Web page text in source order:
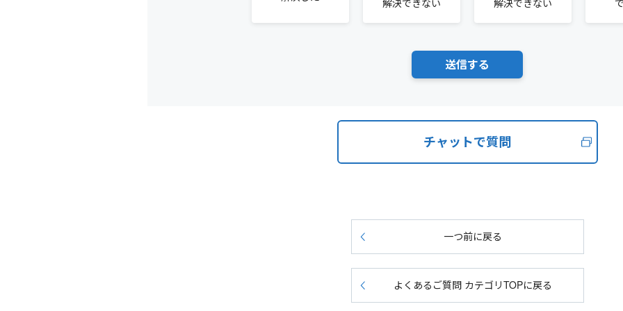
解決できない 解決できない
チャットで質問
一つ前に戻る
よくあるご質問 カテゴリTOPに戻る